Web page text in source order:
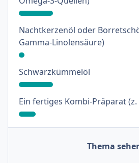
Nachtkerzenöl oder
Gamma-Linolensäure): 3%
Schwarzkümmelöl: 18%
Ein fertiges Kombi-Präparat (z.
Thema